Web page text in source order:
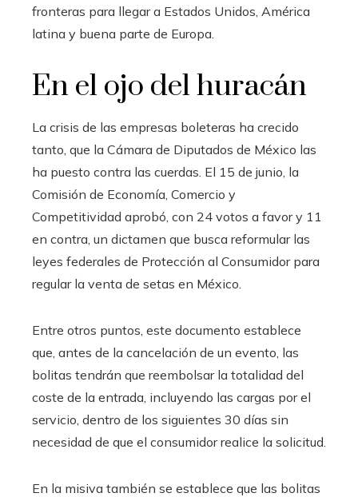
fronteras para llegar a Estados Unidos, América
latina y buena parte de Europa.
En el ojo del huracán
La crisis de las empresas boleteras ha crecido
tanto, que la Cámara de Diputados de México las
ha puesto contra las cuerdas. El 15 de junio, la
Comisión de Economía, Comercio y
Competitividad aprobó, con 24 votos a favor y 11
en contra, un dictamen que busca reformular las
leyes federales de Protección al Consumidor para
regular la venta de setas en México.
Entre otros puntos, este documento establece
que, antes de la cancelación de un evento, las
bolitas tendrán que reembolsar la totalidad del
coste de la entrada, incluyendo las cargas por el
servicio, dentro de los siguientes 30 días sin
necesidad de que el consumidor realice la solicitud.
En la misiva también se establece que las bolitas